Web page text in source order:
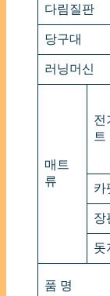
다림질판
당구대
러닝머신
매트
류
전
트
카
장
돗
품 명